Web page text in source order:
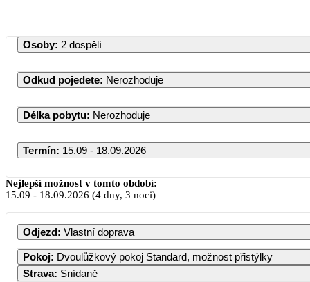
Osoby: 2 dospělí
Odkud pojedete: Nerozhoduje
Délka pobytu: Nerozhoduje
Termín: 15.09 - 18.09.2026
Září 2026
PO ÚT ST ČT PÁ SO
1
14 019
2
14 019
3
14 019
4
14 019
5
14 019
Nejlepší možnost v tomto období:
15.09 - 18.09.2026 (4 dny, 3 noci)
Odjezd: Vlastní doprava
Pokoj: Dvoulůžkový pokoj Standard, možnost přistýlky
Strava: Snídaně